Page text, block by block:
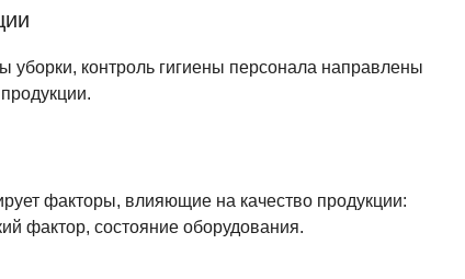
контроль гигиены персонала направлены
факторы, влияющие на качество продукции:
фактор, состояние оборудования.